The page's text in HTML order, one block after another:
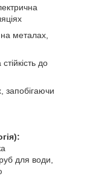
на металах,
до
запобігаючи
для води,